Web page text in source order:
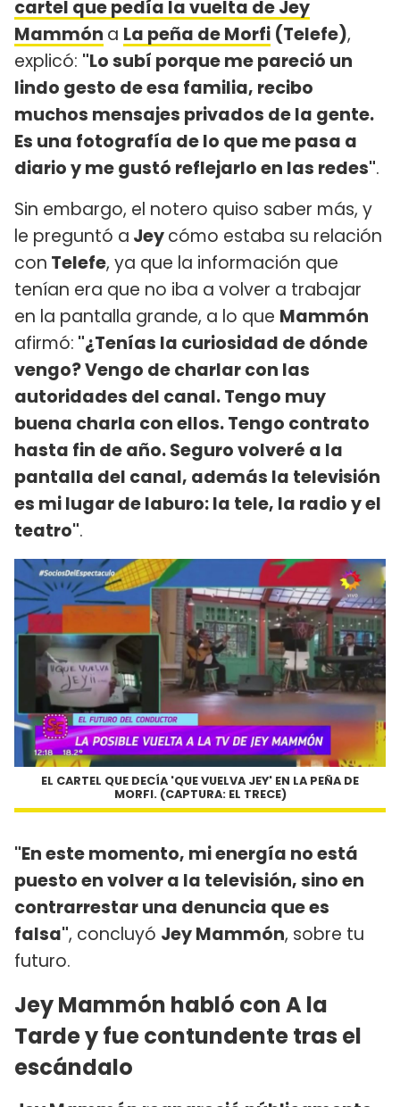
cartel que pedía la vuelta de Jey
Mammón a La peña de Morfi (Telefe),
explicó: "Lo subí porque me pareció un
lindo gesto de esa familia, recibo
muchos mensajes privados de la gente.
Es una fotografía de lo que me pasa a
diario y me gustó reflejarlo en las redes".
Sin embargo, el notero quiso saber más, y
le preguntó a Jeycómo estaba su relación
con Telefe, ya que la información que
tenían era que no iba a volver a trabajar
en la pantalla grande, a lo que Mammón
afirmó: "¿Tenías la curiosidad de dónde
vengo? Vengo de charlar con las
autoridades del canal. Tengo muy
buena charla con ellos. Tengo contrato
hasta fin de año. Seguro volveré a la
pantalla del canal, además la televisión
es mi lugar de laburo: la tele, la radio y el
teatro".
EL CARTEL QUE DECÍA 'QUE VUELVA JEY' EN LA PEÑA DE
MORFI. (CAPTURA: EL TRECE)
"En este momento, mi energía no está
puesto en volver a la televisión, sino en
contrarrestar una denuncia que es
falsa", concluyó Jey Mammón, sobre tu
futuro.
Jey Mammón habló con A la
Tarde y fue contundente tras el
escándalo